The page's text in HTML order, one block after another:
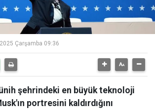
Çarşamba 09:36
şehrindeki en büyük teknoloji
portresini kaldırdığını